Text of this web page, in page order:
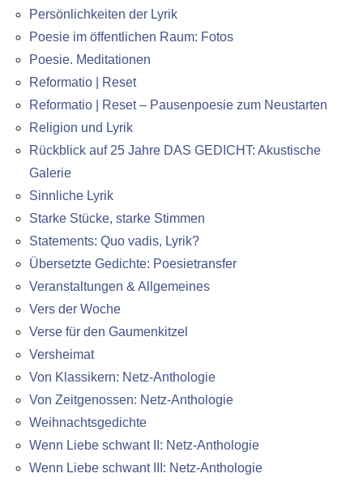
Persönlichkeiten der Lyrik
Poesie im öffentlichen Raum: Fotos
Poesie. Meditationen
Reformatio | Reset
Reformatio | Reset – Pausenpoesie zum Neustarten
Religion und Lyrik
Rückblick auf 25 Jahre DAS GEDICHT: Akustische
Galerie
Sinnliche Lyrik
Starke Stücke, starke Stimmen
Statements: Quo vadis, Lyrik?
Übersetzte Gedichte: Poesietransfer
Veranstaltungen & Allgemeines
Vers der Woche
Verse für den Gaumenkitzel
Versheimat
Von Klassikern: Netz-Anthologie
Von Zeitgenossen: Netz-Anthologie
Weihnachtsgedichte
Wenn Liebe schwant II: Netz-Anthologie
Wenn Liebe schwant III: Netz-Anthologie